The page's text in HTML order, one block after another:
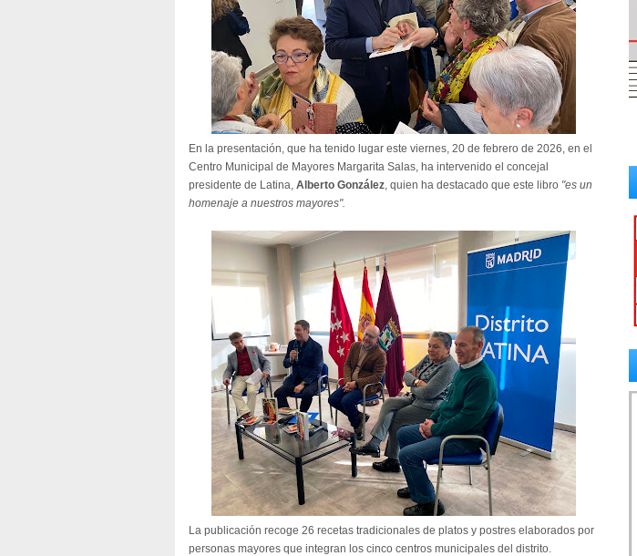
En la presentación, que ha tenido lugar este viernes, 20 de febrero de 2026, en el
Centro Municipal de Mayores Margarita Salas, ha intervenido el concejal
presidente de Latina, Alberto González, quien ha destacado que este libro "es un
homenaje a nuestros mayores".
La publicación recoge 26 recetas tradicionales de platos y postres elaborados por
personas mayores que integran los cinco centros municipales del distrito.